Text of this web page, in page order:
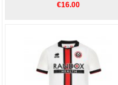
€16.00